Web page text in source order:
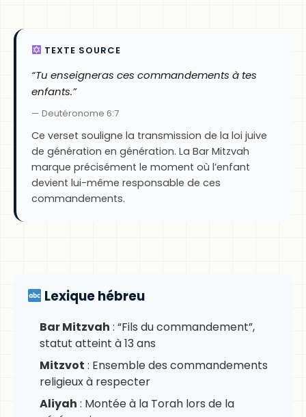
TEXTE SOURCE
“Tu enseigneras ces commandements à tes
enfants.”
— Deutéronome 6:7
Ce verset souligne la transmission de la loi juive
de génération en génération. La Bar Mitzvah
marque précisément le moment où l’enfant
devient lui-même responsable de ces
commandements.
Lexique hébreu
Bar Mitzvah : “Fils du commandement”,
statut atteint à 13 ans
Mitzvot : Ensemble des commandements
religieux à respecter
Aliyah : Montée à la Torah lors de la